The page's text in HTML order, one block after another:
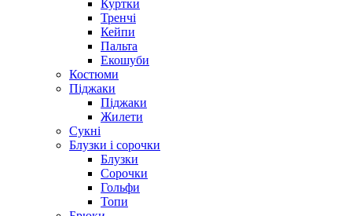
Куртки
Тренчі
Кейпи
Пальта
Екошуби
Костюми
Піджаки
Піджаки
Жилети
Сукні
Блузки і сорочки
Блузки
Сорочки
Гольфи
Топи